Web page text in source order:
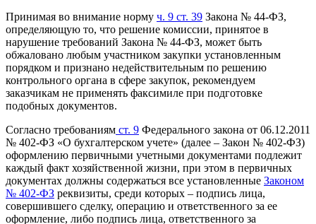
Принимая во внимание норму ч. 9 ст. 39 Закона № 44-ФЗ,
определяющую то, что решение комиссии, принятое в
нарушение требований Закона № 44-ФЗ, может быть
обжаловано любым участником закупки установленным
порядком и признано недействительным по решению
контрольного органа в сфере закупок, рекомендуем
заказчикам не применять факсимиле при подготовке
подобных документов.
Согласно требованиям ст. 9 Федерального закона от 06.12.2011
№ 402-ФЗ «О бухгалтерском учете» (далее – Закон № 402-ФЗ)
оформлению первичными учетными документами подлежит
каждый факт хозяйственной жизни, при этом в первичных
документах должны содержаться все установленные Законом
№ 402-ФЗ реквизиты, среди которых – подпись лица,
совершившего сделку, операцию и ответственного за ее
оформление, либо подпись лица, ответственного за